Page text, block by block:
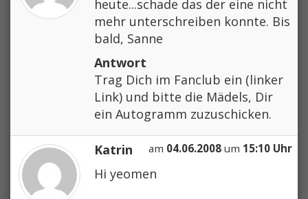
heute...schade das der eine nicht
mehr unterschreiben konnte. Bis
bald, Sanne
Antwort
Trag Dich im Fanclub ein (linker
Link) und bitte die Mädels, Dir
ein Autogramm zuzuschicken.
Katrin am 04.06.2008 um 15:10 Uhr
Hi yeomen